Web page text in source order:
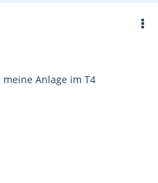
Anlage im T4